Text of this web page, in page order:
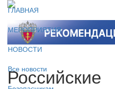
ГЛАВНАЯ
МЕРОПРИЯТИЯ
НОВОСТИ
Все новости
Российские